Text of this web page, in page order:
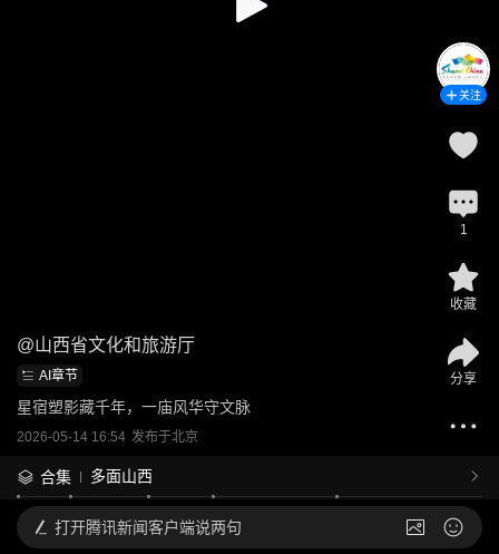
@山西省文化和旅游厅
AI章节
星宿塑影藏千年，一庙风华守文脉
2026-05-14 16:54 发布于北京
合集 多面山西
关注
1
收藏
分享
打开腾讯新闻客户端说两句